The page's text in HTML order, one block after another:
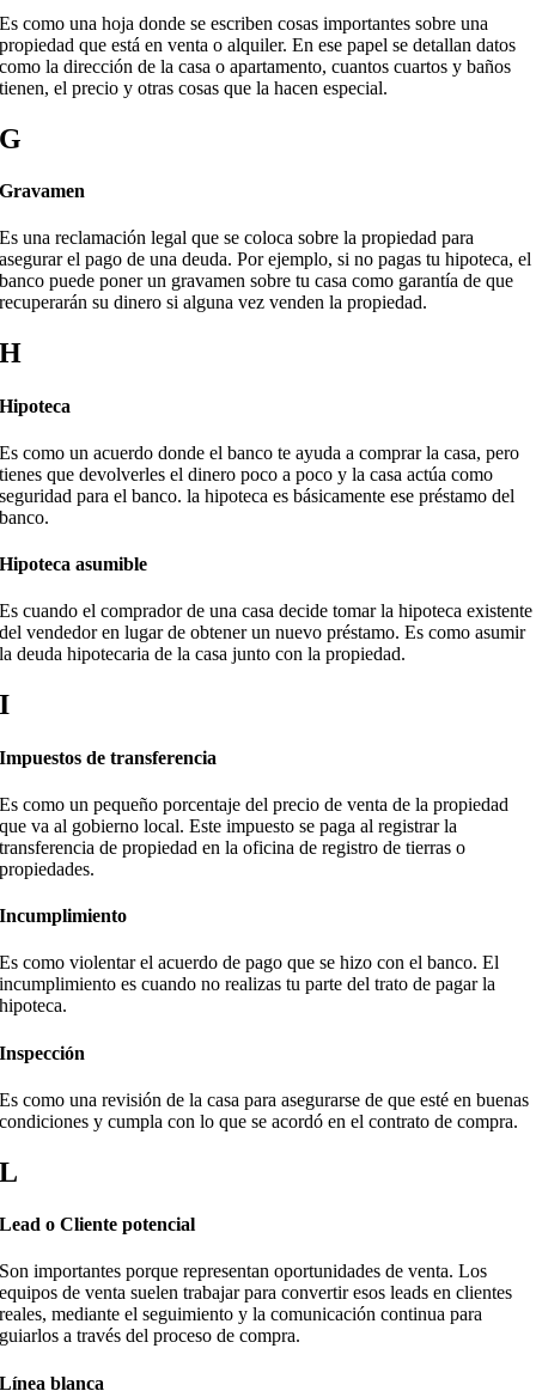
Es como una hoja donde se escriben cosas importantes sobre una
propiedad que está en venta o alquiler. En ese papel se detallan datos
como la dirección de la casa o apartamento, cuantos cuartos y baños
tienen, el precio y otras cosas que la hacen especial.
G
Gravamen
Es una reclamación legal que se coloca sobre la propiedad para
asegurar el pago de una deuda. Por ejemplo, si no pagas tu hipoteca, el
banco puede poner un gravamen sobre tu casa como garantía de que
recuperarán su dinero si alguna vez venden la propiedad.
H
Hipoteca
Es como un acuerdo donde el banco te ayuda a comprar la casa, pero
tienes que devolverles el dinero poco a poco y la casa actúa como
seguridad para el banco. la hipoteca es básicamente ese préstamo del
banco.
Hipoteca asumible
Es cuando el comprador de una casa decide tomar la hipoteca existente
del vendedor en lugar de obtener un nuevo préstamo. Es como asumir
la deuda hipotecaria de la casa junto con la propiedad.
I
Impuestos de transferencia
Es como un pequeño porcentaje del precio de venta de la propiedad
que va al gobierno local. Este impuesto se paga al registrar la
transferencia de propiedad en la oficina de registro de tierras o
propiedades.
Incumplimiento
Es como violentar el acuerdo de pago que se hizo con el banco. El
incumplimiento es cuando no realizas tu parte del trato de pagar la
hipoteca.
Inspección
Es como una revisión de la casa para asegurarse de que esté en buenas
condiciones y cumpla con lo que se acordó en el contrato de compra.
L
Lead o Cliente potencial
Son importantes porque representan oportunidades de venta. Los
equipos de venta suelen trabajar para convertir esos leads en clientes
reales, mediante el seguimiento y la comunicación continua para
guiarlos a través del proceso de compra.
Línea blanca